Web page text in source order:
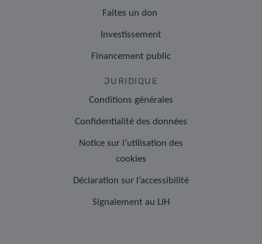
Faites un don
Investissement
Financement public
JURIDIQUE
Conditions générales
Confidentialité des données
Notice sur l’utilisation des
cookies
Déclaration sur l’accessibilité
Signalement au LIH